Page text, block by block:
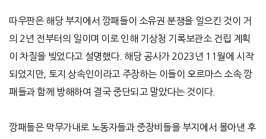
따우판은 해당 부지에서 깡패들이 소유권 분쟁을 일으킨 것이 거
의 2 년 전부터의 일이며 이로 인해 기상청 기록보관소 건립 계획
이 차질을 빚었다고 설명했다. 해당 공사가2023 년 11 월에 시작
되었지만,
토지 상속인이라고 주장하는 이들이 오르마스 소속 깡
패들과 함께 방해하여 결국 중단되고 말았다는 것이다.
깡패들은 막무가내로 노동자들과 중장비들을 부지에서 몰아낸 후